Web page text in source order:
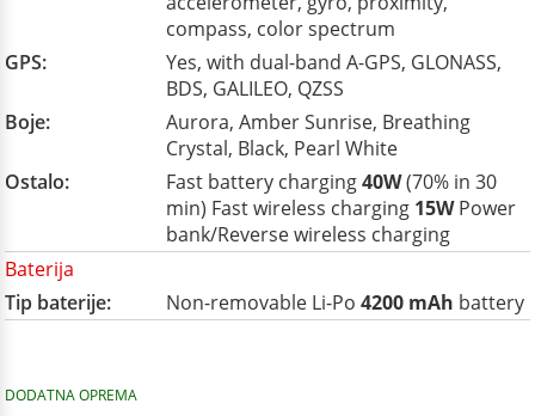
compass, color spectrum
GPS:
Yes, with dual-band A-GPS, GLONASS,
BDS, GALILEO, QZSS
Boje:
Aurora, Amber Sunrise, Breathing
Crystal, Black, Pearl White
Ostalo:
Fast battery charging40W(70% in 30
min) Fast wireless charging 15WPower
bank/Reverse wireless charging
Baterija
Tip baterije:
Non-removable Li-Po 4200 mAh battery
DODATNA OPREMA